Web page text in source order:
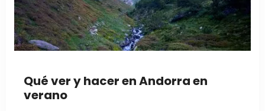
Qué ver y hacer en Andorra en
verano